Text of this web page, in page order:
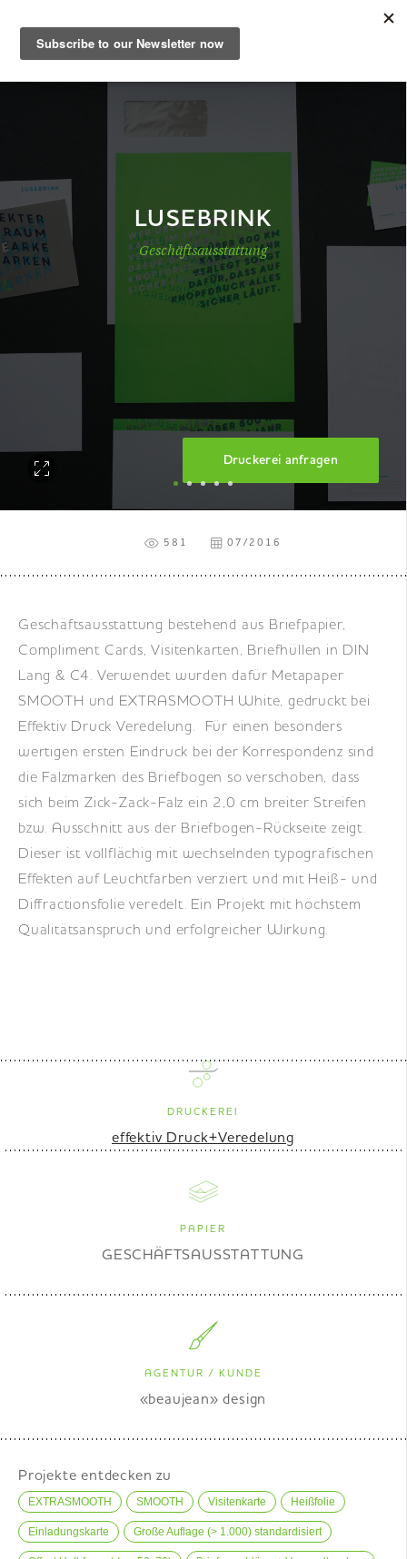
Papiere
|EN|FR
Druckerei anfragen
LUSEBRINK
Geschäftsausstattung
581 07/2016
Geschäftsausstattung bestehend aus Briefpapier,
Compliment Cards, Visitenkarten, Briefhüllen in DIN
Lang & C4. Verwendet wurden dafür Metapaper
SMOOTH und EXTRASMOOTH White, gedruckt bei
Effektiv Druck Veredelung. Für einen besonders
wertigen ersten Eindruck bei der Korrespondenz sind
die Falzmarken des Briefbogen so verschoben, dass
sich beim Zick-Zack-Falz ein 2,0 cm breiter Streifen
bzw. Ausschnitt aus der Briefbogen-Rückseite zeigt.
Dieser ist vollflächig mit wechselnden typografischen
Effekten auf Leuchtfarben verziert und mit Heiß- und
Diffractionsfolie veredelt. Ein Projekt mit höchstem
Qualitätsanspruch und erfolgreicher Wirkung.
DRUCKEREI
effektiv Druck+Veredelung
PAPIER
GESCHÄFTSAUSSTATTUNG
AGENTUR / KUNDE
«beaujean» design
Projekte entdecken zu
EXTRASMOOTH SMOOTH Visitenkarte Heißfolie
Einladungskarte Große Auflage (> 1.000) standardisiert